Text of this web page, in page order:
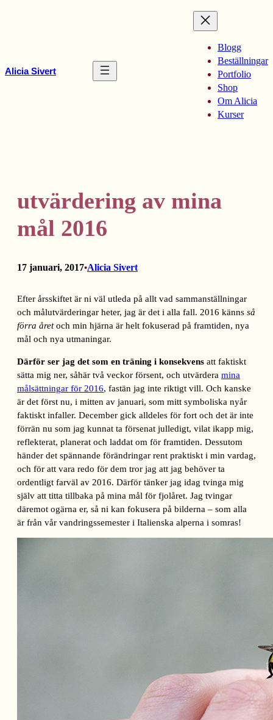
Alicia Sivert
Blogg
Beställningar
Portfolio
Shop
Om Alicia
Kurser
utvärdering av mina
mål 2016
17 januari, 2017•Alicia Sivert
Efter årsskiftet är ni väl utleda på allt vad sammanställningar
och målutvärderingar heter, jag är det i alla fall. 2016 känns så
förra åretoch min hjärna är helt fokuserad på framtiden, nya
mål och nya utmaningar.
Därför ser jag det som en träning i konsekvens att faktiskt
sätta mig ner, såhär två veckor försent, och utvärdera mina
målsättningar för 2016, fastän jag inte riktigt vill. Och kanske
är det först nu, i mitten av januari, som mitt symboliska nyår
faktiskt infaller. December gick alldeles för fort och det är inte
förrän nu som jag kunnat ta försenat julledigt, vilat ikapp mig,
reflekterat, planerat och laddat om för framtiden. Dessutom
händer det spännande förändringar rent praktiskt i min vardag,
och för att vara redo för dem tror jag att jag behöver ta
ordentligt farväl av 2016. Därför tänker jag idag tvinga mig
själv att titta tillbaka på mina mål för fjolåret. Jag tvingar
däremot ogärna er, så ni kan fokusera på bilderna – som alla
är från vår vandringssemester i Italienska alperna i somras!